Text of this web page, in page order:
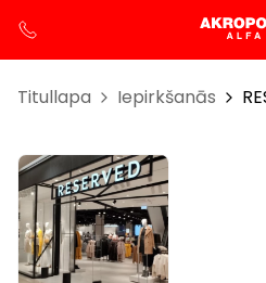
Titullapa Iepirkšanās